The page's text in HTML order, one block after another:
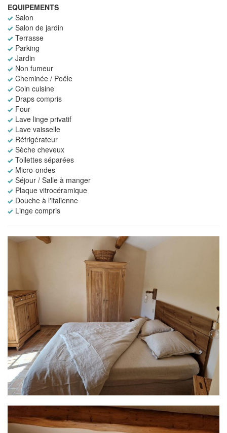
EQUIPEMENTS
Salon
Salon de jardin
Terrasse
Parking
Jardin
Non fumeur
Cheminée / Poêle
Coin cuisine
Draps compris
Four
Lave linge privatif
Lave vaisselle
Réfrigérateur
Sèche cheveux
Toilettes séparées
Micro-ondes
Séjour / Salle à manger
Plaque vitrocéramique
Douche à l'italienne
Linge compris